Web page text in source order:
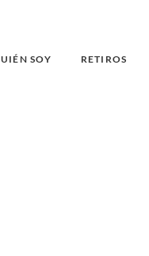
SOY RETIROS